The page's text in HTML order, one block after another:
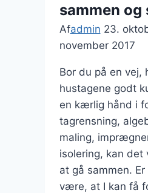
sammen og
Afadmin 23.
november 2017
Bor du på en vej,
hustagene godt
en kærlig hånd i
tagrensning,
maling,
isolering, kan
at gå sammen.
være, at I kan få